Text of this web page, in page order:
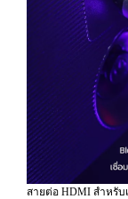
สายต่อ HDMI สำหรั